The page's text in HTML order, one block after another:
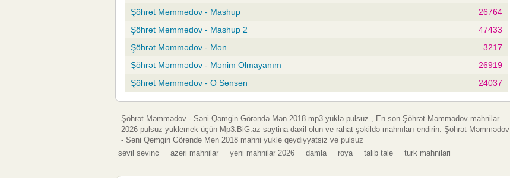
Şöhrət Məmmədov - Mashup
26764
Şöhrət Məmmədov - Mashup 2
47433
Şöhrət Məmmədov - Mən
3217
Şöhrət Məmmədov - Mənim Olmayanım
26919
Şöhrət Məmmədov - O Sənsən
24037
Şöhrət Məmmədov - Səni Qəmgin Görəndə Mən 2018 mp3 yüklə pulsuz , En son Şöhrət Məmmədov mahnilar
2026 pulsuz yuklemek üçün Mp3.BiG.az saytina daxil olun ve rahat şəkildə mahnıları endirin. Şöhrət Məmmədov
- Səni Qəmgin Görəndə Mən 2018 mahni yukle qeydiyyatsiz ve pulsuz
sevil sevinc azeri mahnilar yeni mahnilar 2026 damla roya talib tale turk mahnilari